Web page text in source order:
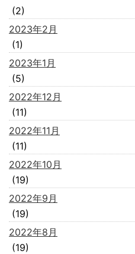
(2)
2023年2月
(1)
2023年1月
(5)
2022年12月
(11)
2022年11月
(11)
2022年10月
(19)
2022年9月
(19)
2022年8月
(19)